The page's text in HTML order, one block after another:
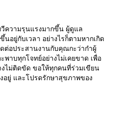
ความรุนแรงมากขึ้น ผู้ดูแล
อยู่กับเวลา อย่างไรก็ตามหากเกิด
ต่อประสานงานกับคุณกะว่าก๋าผู้
าบทุกโจทย์อย่างไม่เคยขาด เพื่อ
ไม่ติดขัด ขอให้ทุกคนที่ร่วมเขียน
อยู่ และโปรดรักษาสุขภาพของ